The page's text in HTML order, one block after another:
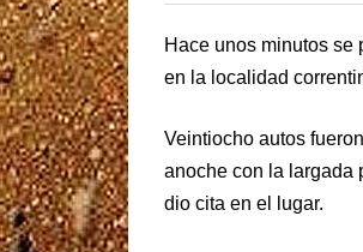
Hace unos minutos se
en la localidad
Veintiocho autos
anoche con la largada
dio cita en el lugar.